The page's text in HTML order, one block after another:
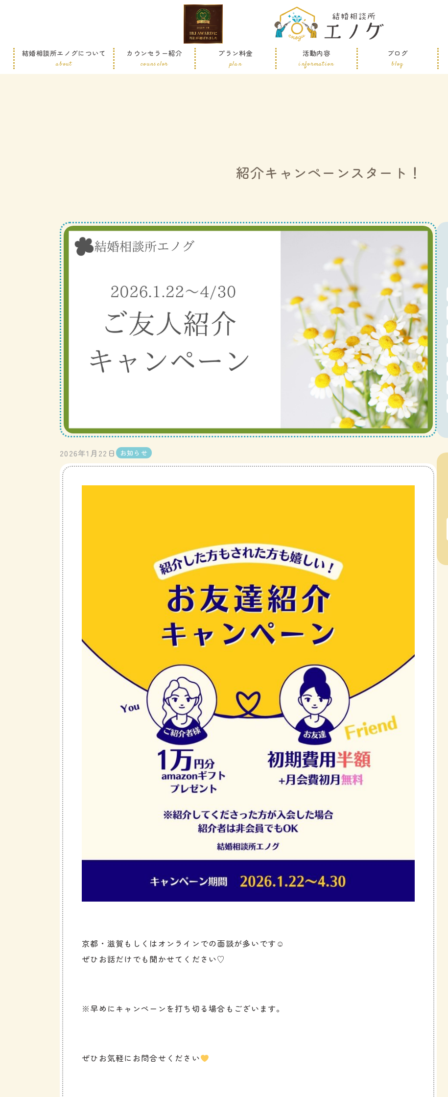
結婚相談所エノグについて
about
カウンセラー紹介
counselor
プラン料金
plan
活動内容
information
ブログ
blog
紹介キャンペーンスタート！
2026年1月22日 お知らせ
京都・滋賀もしくはオンラインでの面談が多いです☺
ぜひお話だけでも聞かせてください♡
※早めにキャンペーンを打ち切る場合もございます。
ぜひお気軽にお問合せください